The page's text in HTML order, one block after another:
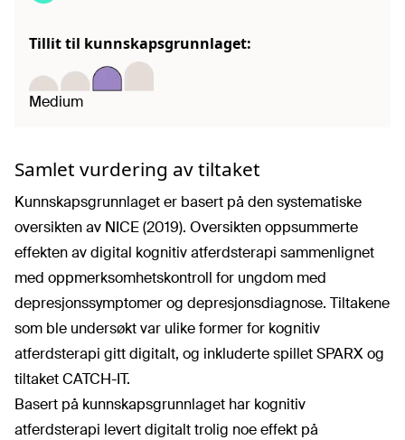
Tillit til kunnskapsgrunnlaget:
Medium
Samlet vurdering av tiltaket
Kunnskapsgrunnlaget er basert på den systematiske
oversikten av NICE (2019). Oversikten oppsummerte
effekten av digital kognitiv atferdsterapi sammenlignet
med oppmerksomhetskontroll for ungdom med
depresjonssymptomer og depresjonsdiagnose. Tiltakene
som ble undersøkt var ulike former for kognitiv
atferdsterapi gitt digitalt, og inkluderte spillet SPARX og
tiltaket CATCH-IT.
Basert på kunnskapsgrunnlaget har kognitiv
atferdsterapi levert digitalt trolig noe effekt på